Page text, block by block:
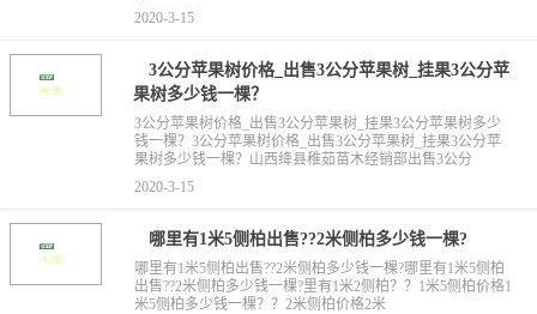
2020-3-15
3公分苹果树价格_出售3公分苹果树_挂果3公分苹
果树多少钱一棵？
3公分苹果树价格_出售3公分苹果树_挂果3公分苹果树多少
钱一棵？3公分苹果树价格_出售3公分苹果树_挂果3公分苹
果树多少钱一棵？山西绛县稚茹苗木经销部出售3公分
2020-3-15
哪里有1米5侧柏出售??2米侧柏多少钱一棵?
哪里有1米5侧柏出售??2米侧柏多少钱一棵?哪里有1米5侧柏
出售??2米侧柏多少钱一棵?里有1米2侧柏？？1米5侧柏价格1
米5侧柏多少钱一棵？？2米侧柏价格2米